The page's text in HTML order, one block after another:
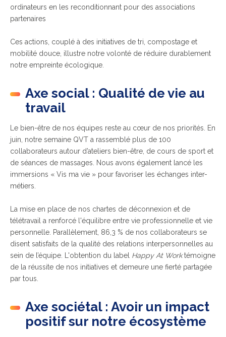
ordinateurs en les reconditionnant pour des associations
partenaires
Ces actions, couplé à des initiatives de tri, compostage et
mobilité douce, illustre notre volonté de réduire durablement
notre empreinte écologique.
Axe social : Qualité de vie au
travail
Le bien-être de nos équipes reste au cœur de nos priorités. En
juin, notre semaine QVT a rassemblé plus de 100
collaborateurs autour d’ateliers bien-être, de cours de sport et
de séances de massages. Nous avons également lancé les
immersions « Vis ma vie » pour favoriser les échanges inter-
métiers.
La mise en place de nos chartes de déconnexion et de
télétravail a renforcé l'équilibre entre vie professionnelle et vie
personnelle. Parallèlement, 86,3 % de nos collaborateurs se
disent satisfaits de la qualité des relations interpersonnelles au
sein de l’équipe. L'obtention du label Happy At Worktémoigne
de la réussite de nos initiatives et demeure une fierté partagée
par tous.
Axe sociétal : Avoir un impact
positif sur notre écosystème